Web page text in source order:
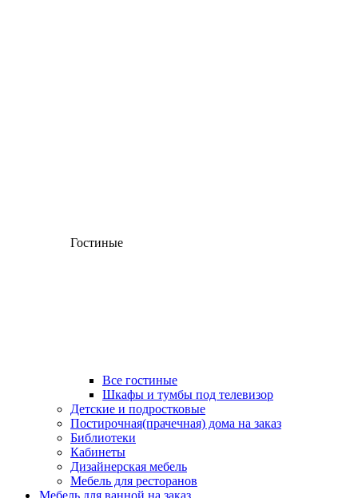
Гостиные
Все гостиные
Шкафы и тумбы под телевизор
Детские и подростковые
Постирочная(прачечная) дома на заказ
Библиотеки
Кабинеты
Дизайнерская мебель
Мебель для ресторанов
Мебель для ванной на заказ